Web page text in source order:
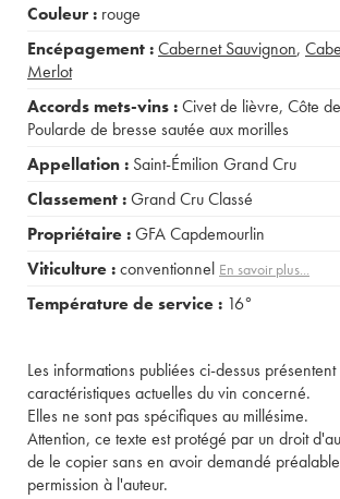
Couleur : rouge
Encépagement :Cabernet Sauvignon,
Merlot
Accords mets-vins :Civet de lièvre, Côte
Poularde de bresse sautée aux morilles
Appellation : Saint-Émilion Grand Cru
Classement :Grand Cru Classé
Propriétaire :GFA Capdemourlin
Viticulture :conventionnel En savoir plus...
Température de service : 16°
Les informations publiées ci-dessus présentent
caractéristiques actuelles du vin concerné.
Elles ne sont pas spécifiques au millésime.
Attention, ce texte est protégé par un droit
de le copier sans en avoir demandé
permission à l'auteur.